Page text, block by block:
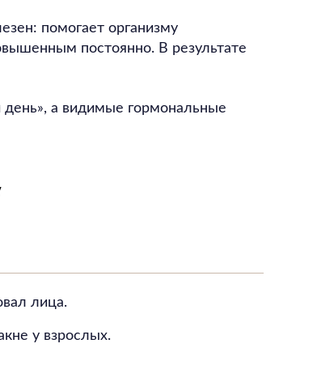
помогает организму
постоянно. В результате
день», а видимые гормональные
лица.
у взрослых.